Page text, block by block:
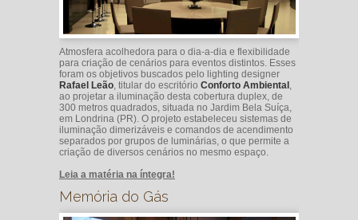
Atmosfera acolhedora para o dia-a-dia e flexibilidade
para criação de cenários para eventos distintos. Esses
foram os objetivos buscados pelo lighting designer
Rafael Leão, titular do escritório Conforto Ambiental ,
ao projetar a iluminação desta cobertura duplex, de
300 metros quadrados, situada no Jardim Bela Suíça,
em Londrina (PR). O projeto estabeleceu sistemas de
iluminação dimerizáveis e comandos de acendimento
separados por grupos de luminárias, o que permite a
criação de diversos cenários no mesmo espaço.
Leia a matéria na íntegra!
Memória do Gás